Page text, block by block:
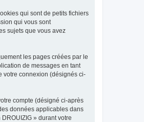
qui sont de petits fichiers
qui vous sont
sujets que vous avez
les pages créées par le
de messages en tant
votre connexion (désignés ci-
compte (désigné ci-après
données applicables dans
» durant votre